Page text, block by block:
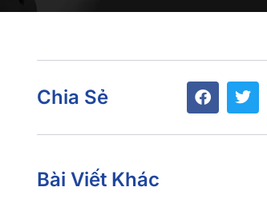
Chia Sẻ
Bài Viết Khác